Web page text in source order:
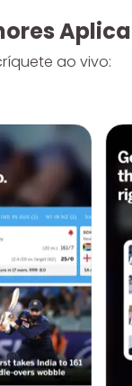
ao vivo: